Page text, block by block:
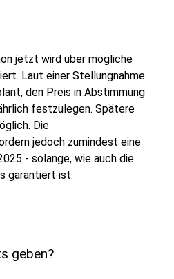
jetzt wird über mögliche
Laut einer Stellungnahme
den Preis in Abstimmung
festzulegen. Spätere
Die
jedoch zumindest eine
- solange, wie auch die
garantiert ist.
geben?